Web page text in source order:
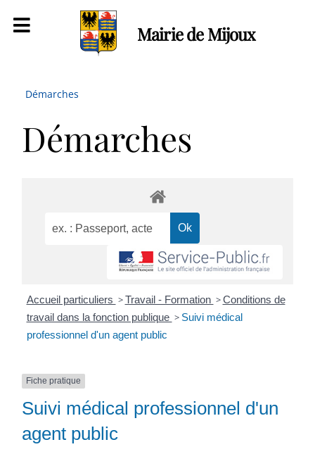
Mairie de Mijoux
Démarches
Démarches
Accueil particuliers > Travail - Formation > Conditions de
travail dans la fonction publique > Suivi médical
professionnel d'un agent public
Fiche pratique
Suivi médical professionnel d'un
agent public